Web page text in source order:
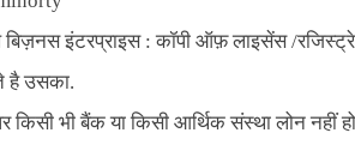
इंटरप्राइस : कॉपी ऑफ़ लाइसेंस /
है उसका.
भी बैंक या किसी आर्थिक संस्था लोन नहीं